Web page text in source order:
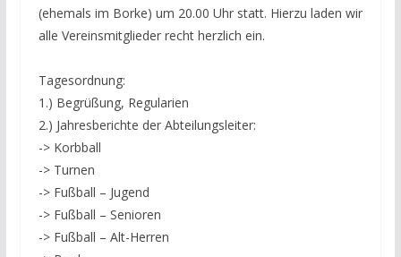
(ehemals im Borke) um 20.00 Uhr statt. Hierzu laden wir
alle Vereinsmitglieder recht herzlich ein.
Tagesordnung:
1.) Begrüßung, Regularien
2.) Jahresberichte der Abteilungsleiter:
-> Korbball
-> Turnen
-> Fußball – Jugend
-> Fußball – Senioren
-> Fußball – Alt-Herren